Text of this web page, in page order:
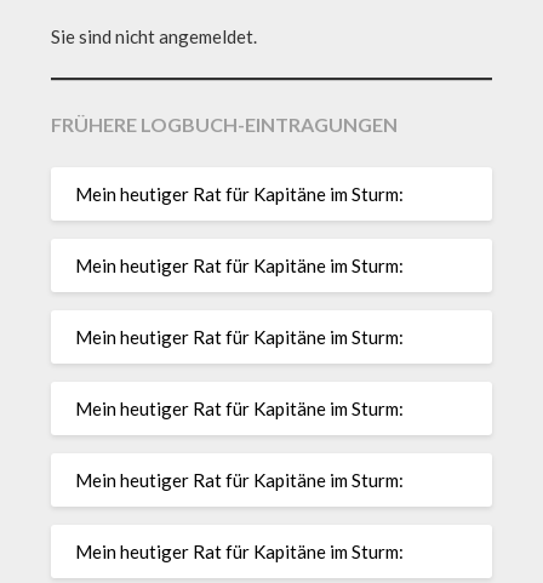
Sie sind nicht angemeldet.
FRÜHERE LOGBUCH-EINTRAGUNGEN
Mein heutiger Rat für Kapitäne im Sturm:
Mein heutiger Rat für Kapitäne im Sturm:
Mein heutiger Rat für Kapitäne im Sturm:
Mein heutiger Rat für Kapitäne im Sturm:
Mein heutiger Rat für Kapitäne im Sturm:
Mein heutiger Rat für Kapitäne im Sturm: